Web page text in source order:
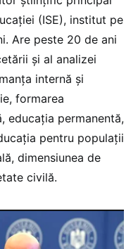
(ISE), institut pe
Are peste 20 de ani
și al analizei
internă şi
formarea
educaţia permanentă,
pentru populaţii
dimensiunea de
civilă.